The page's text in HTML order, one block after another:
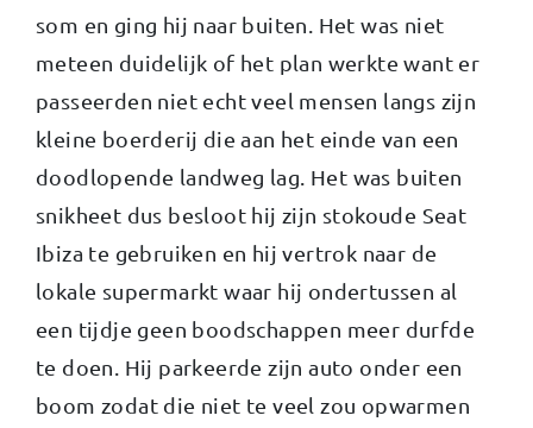
som en ging hij naar buiten. Het was niet
meteen duidelijk of het plan werkte want er
passeerden niet echt veel mensen langs zijn
kleine boerderij die aan het einde van een
doodlopende landweg lag. Het was buiten
snikheet dus besloot hij zijn stokoude Seat
Ibiza te gebruiken en hij vertrok naar de
lokale supermarkt waar hij ondertussen al
een tijdje geen boodschappen meer durfde
te doen. Hij parkeerde zijn auto onder een
boom zodat die niet te veel zou opwarmen